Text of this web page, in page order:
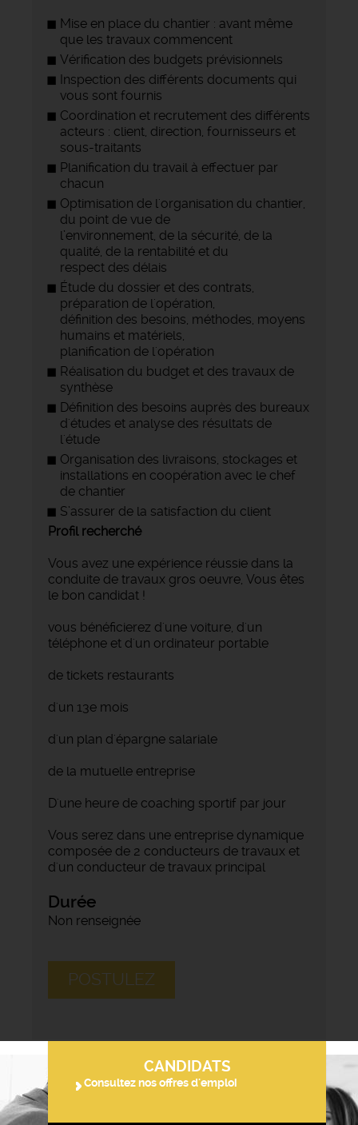
Mise en place du chantier : avant même
que les travaux commencent
Vérification des budgets prévisionnels
Inspection des différents documents qui
vous sont fournis
Coordination et recrutement des différents
acteurs : client, direction, fournisseurs et
sous-traitants
Planification du travail à effectuer par
chacun
Optimisation de l'organisation du chantier,
du point de vue de
l’environnement, de la sécurité, de la
qualité, de la rentabilité et du
respect des délais
Étude du dossier et des contrats,
préparation de l'opération,
définition des besoins, méthodes, moyens
humains et matériels,
planification de l'opération
Réalisation du budget et des travaux de
synthèse
Définition des besoins auprès des bureaux
d'études et analyse des résultats de
l'étude
Organisation des livraisons, stockages et
installations en coopération avec le chef
de chantier
S’assurer de la satisfaction du client
Profil recherché
Vous avez une expérience réussie dans la
conduite de travaux gros oeuvre, Vous êtes
le bon candidat !
vous bénéficierez d'une voiture, d'un
téléphone et d'un ordinateur portable
de tickets restaurants
d'un 13e mois
d'un plan d'épargne salariale
de la mutuelle entreprise
D'une heure de coaching sportif par jour
Vous serez dans une entreprise dynamique
composée de 2 conducteurs de travaux et
d'un conducteur de travaux principal
Durée
Non renseignée
POSTULEZ
CANDIDATS
Consultez nos offres d'emploi